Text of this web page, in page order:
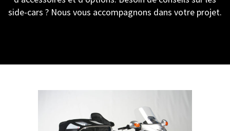
side-cars ? Nous vous accompagnons dans votre projet.